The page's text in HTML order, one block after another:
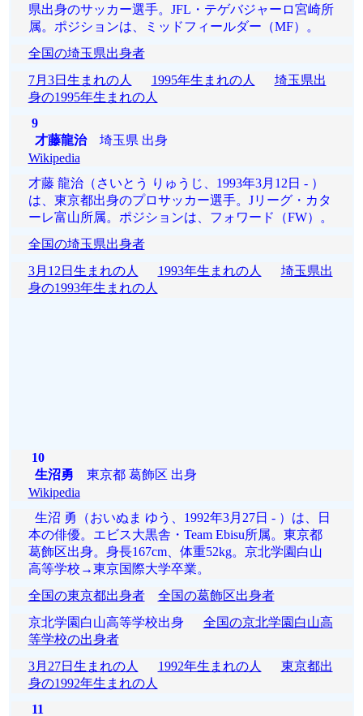
県出身のサッカー選手。JFL・テゲバジャーロ宮崎所
属。ポジションは、ミッドフィールダー（MF）。
全国の埼玉県出身者
7月3日生まれの人
1995年生まれの人
埼玉県出
身の1995年生まれの人
9
才藤龍治埼玉県 出身
Wikipedia
才藤 龍治（さいとう りゅうじ、1993年3月12日 - ）
は、東京都出身のプロサッカー選手。Jリーグ・カタ
ーレ富山所属。ポジションは、フォワード（FW）。
全国の埼玉県出身者
3月12日生まれの人
1993年生まれの人
埼玉県出
身の1993年生まれの人
10
生沼勇 東京都 葛飾区 出身
Wikipedia
生沼 勇（おいぬま ゆう、1992年3月27日 - ）は、日
本の俳優。エビス大黒舎・Team Ebisu所属。東京都
葛飾区出身。身長167cm、体重52kg。京北学園白山
高等学校→東京国際大学卒業。
全国の東京都出身者
全国の葛飾区出身者
京北学園白山高等学校出身 全国の京北学園白山高
等学校の出身者
3月27日生まれの人
1992年生まれの人
東京都出
身の1992年生まれの人
11